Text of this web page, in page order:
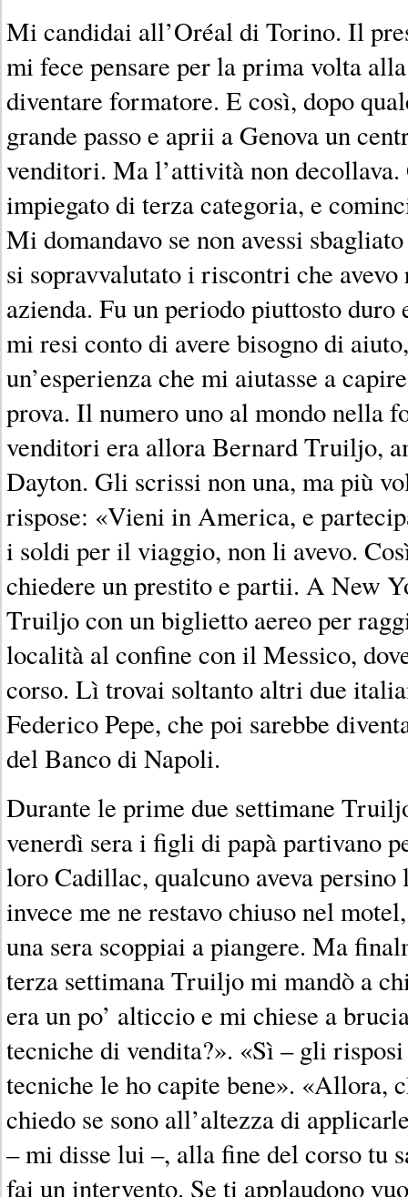
Mi candidai all’Oréal di Torino. Il
mi fece pensare per la prima volta
diventare formatore. E così, dopo
grande passo e aprii a Genova un
venditori. Ma l’attività non decollava.
impiegato di terza categoria, e
Mi domandavo se non avessi
si sopravvalutato i riscontri che
azienda. Fu un periodo piuttosto duro
mi resi conto di avere bisogno di
un’esperienza che mi aiutasse a
prova. Il numero uno al mondo nella
venditori era allora Bernard Truiljo,
Dayton. Gli scrissi non una, ma più
rispose: «Vieni in America, e
i soldi per il viaggio, non li avevo.
chiedere un prestito e partii. A New
Truiljo con un biglietto aereo per
località al confine con il Messico,
corso. Lì trovai soltanto altri due
Federico Pepe, che poi sarebbe
del Banco di Napoli.
Durante le prime due settimane
venerdì sera i figli di papà partivano
loro Cadillac, qualcuno aveva persino
invece me ne restavo chiuso nel
una sera scoppiai a piangere. Ma
terza settimana Truiljo mi mandò a
era un po’ alticcio e mi chiese a
tecniche di vendita?». «Sì – gli
tecniche le ho capite bene». «Allora,
chiedo se sono all’altezza di
– mi disse lui –, alla fine del corso tu
fai un intervento. Se ti applaudono